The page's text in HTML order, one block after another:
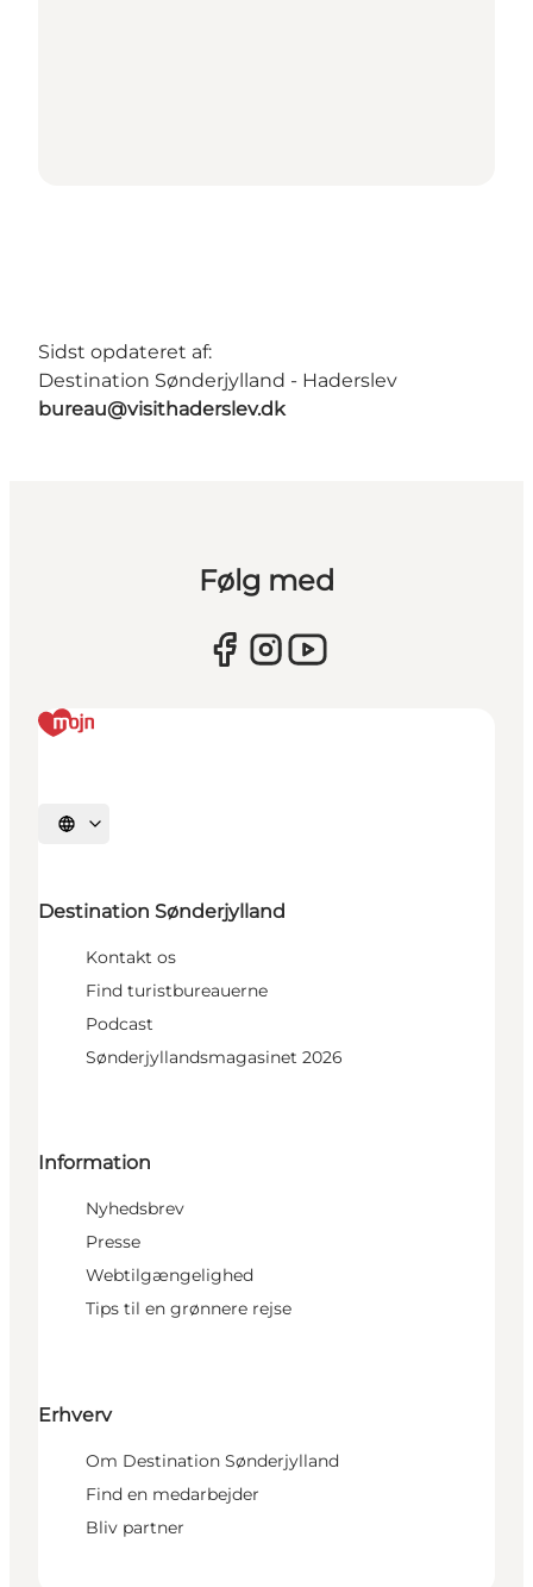
Sidst opdateret af:
Destination Sønderjylland - Haderslev
bureau@visithaderslev.dk
Følg med
Vælg sprog
Destination Sønderjylland
Kontakt os
Find turistbureauerne
Podcast
Sønderjyllandsmagasinet 2026
Information
Nyhedsbrev
Presse
Webtilgængelighed
Tips til en grønnere rejse
Erhverv
Om Destination Sønderjylland
Find en medarbejder
Bliv partner